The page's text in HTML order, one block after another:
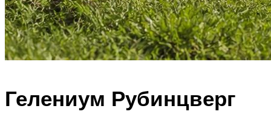
Гелениум Рубинцверг